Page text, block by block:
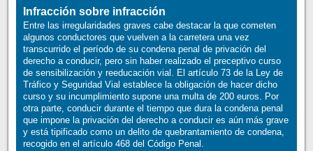
Infracción sobre infracción
Entre las irregularidades graves cabe destacar la que cometen
algunos conductores que vuelven a la carretera una vez
transcurrido el período de su condena penal de privación del
derecho a conducir, pero sin haber realizado el preceptivo curso
de sensibilización y reeducación vial. El artículo 73 de la Ley de
Tráfico y Seguridad Vial establece la obligación de hacer dicho
curso y su incumplimiento supone una multa de 200 euros. Por
otra parte, conducir durante el tiempo que dura la condena penal
que impone la privación del derecho a conducir es aún más grave
y está tipificado como un delito de quebrantamiento de condena,
recogido en el artículo 468 del Código Penal.